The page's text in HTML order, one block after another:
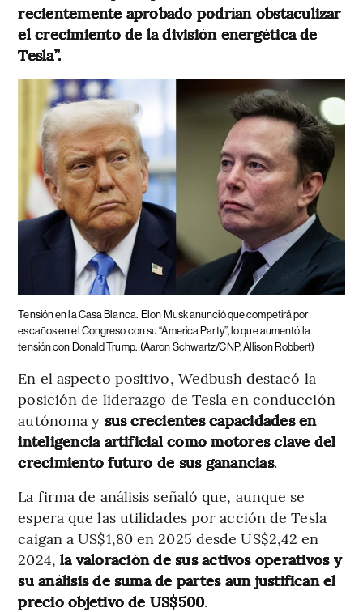
recientemente aprobado podrían obstaculizar
el crecimiento de la división energética de
Tesla”.
Tensión en la Casa Blanca. Elon Musk anunció que competirá por
escaños en el Congreso con su “America Party”, lo que aumentó la
tensión con Donald Trump. (Aaron Schwartz/CNP, Allison Robbert)
En el aspecto positivo, Wedbush destacó la
posición de liderazgo de Tesla en conducción
autónoma y sus crecientes capacidades en
inteligencia artificial como motores clave del
crecimiento futuro de sus ganancias.
La firma de análisis señaló que, aunque se
espera que las utilidades por acción de Tesla
caigan a US$1,80 en 2025 desde US$2,42 en
2024, la valoración de sus activos operativos y
su análisis de suma de partes aún justifican el
precio objetivo de US$500.